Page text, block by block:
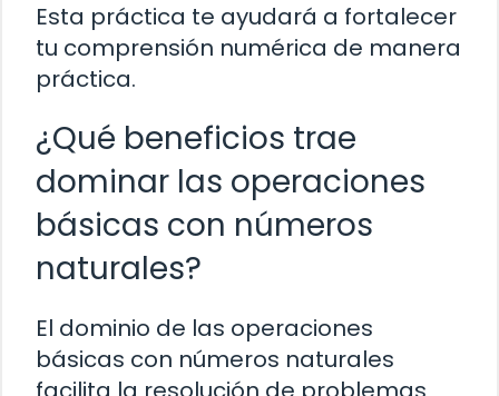
Esta práctica te ayudará a fortalecer
tu comprensión numérica de manera
práctica.
¿Qué beneficios trae
dominar las operaciones
básicas con números
naturales?
El dominio de las operaciones
básicas con números naturales